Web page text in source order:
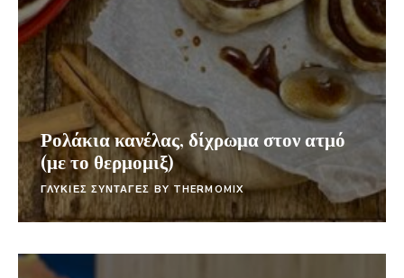
Ρολάκια κανέλας, δίχρωμα στον ατμό
(με το θερμομιξ)
ΓΛΥΚΙΕΣ ΣΥΝΤΑΓΕΣ BY THERMOMIX